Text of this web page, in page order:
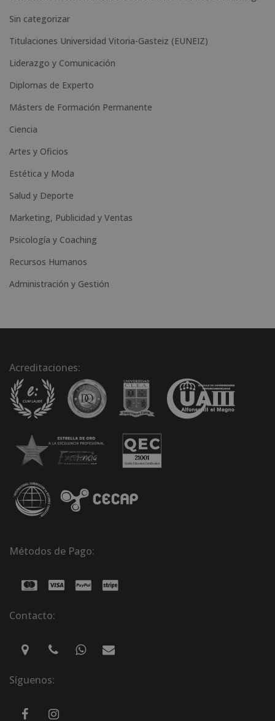
Sin categorizar
Titulaciones Universidad Vitoria-Gasteiz (EUNEIZ)
Liderazgo y Comunicación
Diplomas de Experto
Másters de Formación Permanente
Ciencia
Artes y Oficios
Estética y Moda
Salud y Deporte
Marketing, Publicidad y Ventas
Psicología y Coaching
Recursos Humanos
Administración y Gestión
Acreditaciones:
Métodos de Pago:
Contacto:
Síguenos: